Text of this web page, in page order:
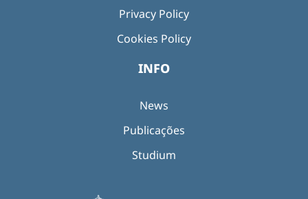
Privacy Policy
Cookies Policy
INFO
News
Publicações
Studium